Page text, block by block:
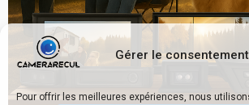
Gérer le consentement
Pour offrir les meilleures expériences, nous